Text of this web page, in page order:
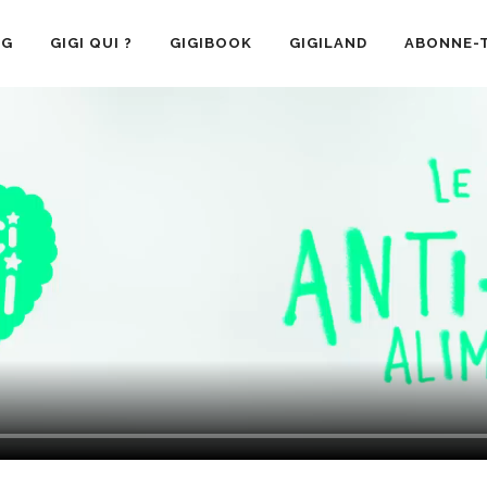
GIGI QUI ? GIGIBOOK GIGILAND ABONNE-